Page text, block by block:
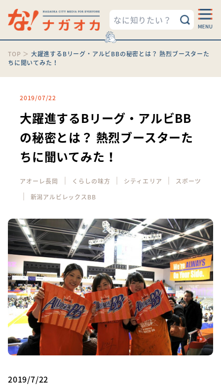
TOP ＞ 大躍進するBリーグ・アルビBBの秘密とは？ 熱烈ブースターた
ちに聞いてみた！
2019/07/22
大躍進するBリーグ・アルビBB
の秘密とは？ 熱烈ブースターた
ちに聞いてみた！
アオーレ長岡 ｜ くらしの味方 ｜ シティエリア ｜ スポーツ
｜ 新潟アルビレックスBB
2019/7/22